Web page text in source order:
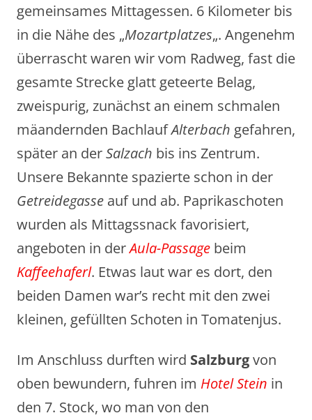
gemeinsames Mittagessen. 6 Kilometer bis
in die Nähe des „Mozartplatzes„. Angenehm
überrascht waren wir vom Radweg, fast die
gesamte Strecke glatt geteerte Belag,
zweispurig, zunächst an einem schmalen
mäandernden BachlaufAlterbach gefahren,
später an derSalzach bis ins Zentrum.
Unsere Bekannte spazierte schon in der
Getreidegasse auf und ab. Paprikaschoten
wurden als Mittagssnack favorisiert,
angeboten in derAula-Passage beim
Kaffeehaferl. Etwas laut war es dort, den
beiden Damen war’s recht mit den zwei
kleinen, gefüllten Schoten in Tomatenjus.
Im Anschluss durften wird Salzburgvon
oben bewundern, fuhren im Hotel Stein in
den 7. Stock, wo man von den